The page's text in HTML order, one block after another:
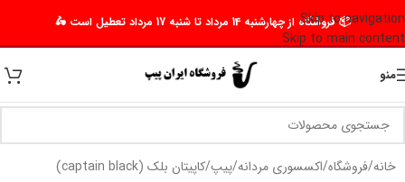
Skip to navigation
Skip to main content
📦 فروشگاه از چهارشنبه 14 مرداد تا شنبه 17 مرداد تعطیل است 🛵
منو
خانه/فروشگاه/اکسسوری مردانه/پیپ/کاپیتان بلک (captain black)